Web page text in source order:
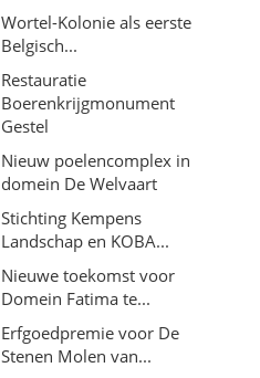
Wortel-Kolonie als eerste
Belgisch...
Restauratie
Boerenkrijgmonument
Gestel
Nieuw poelencomplex in
domein De Welvaart
Stichting Kempens
Landschap en KOBA...
Nieuwe toekomst voor
Domein Fatima te...
Erfgoedpremie voor De
Stenen Molen van...